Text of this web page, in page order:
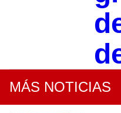
MÁS NOTICIAS